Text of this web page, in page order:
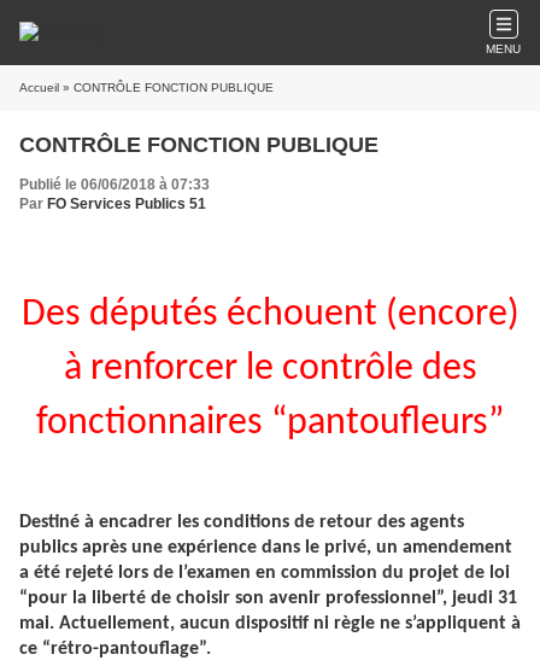
MENU
Accueil » CONTRÔLE FONCTION PUBLIQUE
CONTRÔLE FONCTION PUBLIQUE
Publié le 06/06/2018 à 07:33
Par FO Services Publics 51
Des députés échouent (encore)
à renforcer le contrôle des
fonctionnaires “pantoufleurs”
Destiné à encadrer les conditions de retour des agents
publics après une expérience dans le privé, un amendement
a été rejeté lors de l’examen en commission du projet de loi
“pour la liberté de choisir son avenir professionnel”, jeudi 31
mai. Actuellement, aucun dispositif ni règle ne s’appliquent à
ce “rétro-pantouflage”.